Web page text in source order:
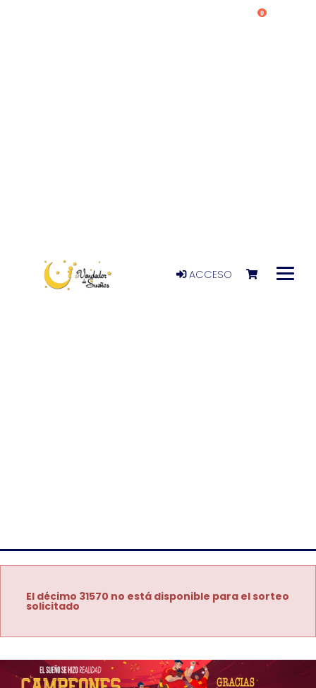
ACCESO
0
El décimo 31570 no está disponible para el sorteo
solicitado